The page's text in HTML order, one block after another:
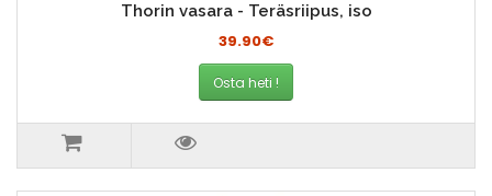
Thorin vasara - Teräsriipus, iso
39.90€
Osta heti !